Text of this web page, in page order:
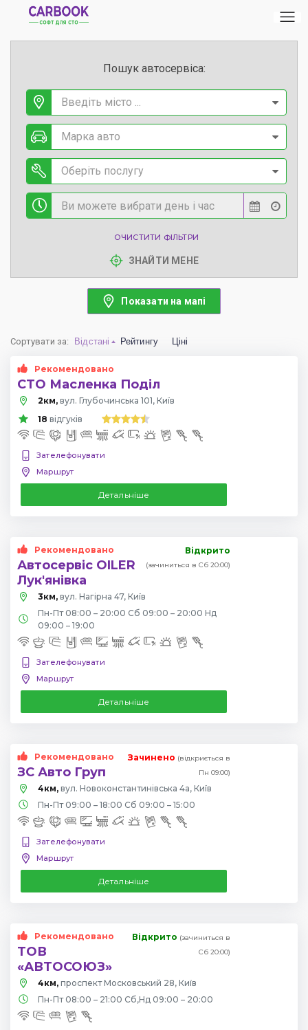
Пошук автосервіса:
Введіть місто ...
Марка авто
Оберіть послугу
ОЧИСТИТИ ФІЛЬТРИ
ЗНАЙТИ МЕНЕ
Показати на мапі
Сортувати за: Відстані Рейтингу Ціні
Рекомендовано
СТО Масленка Поділ
2км, вул. Глубочинська 101, Київ
18 відгуків
Зателефонувати
Маршрут
Детальніше
Рекомендовано
Автосервіс OILER
Лук'янівка
Відкрито
(зачиниться в Сб 20:00)
3км, вул. Нагірна 47, Київ
Пн-Пт 08:00 – 20:00 Сб 09:00 – 20:00 Нд
09:00 – 19:00
Зателефонувати
Маршрут
Детальніше
Рекомендовано
ЗС Авто Груп
Зачинено (відкриється в
Пн 09:00)
4км, вул. Новоконстантинівська 4а, Київ
Пн-Пт 09:00 – 18:00 Сб 09:00 – 15:00
Зателефонувати
Маршрут
Детальніше
Рекомендовано
ТОВ
«АВТОСОЮЗ»
Відкрито (зачиниться в
Сб 20:00)
4км, проспект Московський 28, Київ
Пн-Пт 08:00 – 21:00 Сб,Нд 09:00 – 20:00